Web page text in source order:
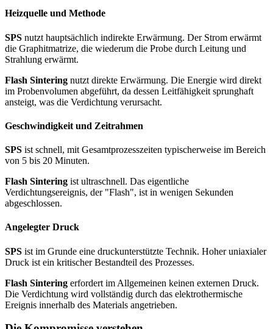
Heizquelle und Methode
SPS nutzt hauptsächlich indirekte Erwärmung. Der Strom erwärmt
die Graphitmatrize, die wiederum die Probe durch Leitung und
Strahlung erwärmt.
Flash Sintering nutzt direkte Erwärmung. Die Energie wird direkt
im Probenvolumen abgeführt, da dessen Leitfähigkeit sprunghaft
ansteigt, was die Verdichtung verursacht.
Geschwindigkeit und Zeitrahmen
SPS ist schnell, mit Gesamtprozesszeiten typischerweise im Bereich
von 5 bis 20 Minuten.
Flash Sintering ist ultraschnell. Das eigentliche
Verdichtungsereignis, der "Flash", ist in wenigen Sekunden
abgeschlossen.
Angelegter Druck
SPS ist im Grunde eine druckunterstützte Technik. Hoher uniaxialer
Druck ist ein kritischer Bestandteil des Prozesses.
Flash Sintering erfordert im Allgemeinen keinen externen Druck.
Die Verdichtung wird vollständig durch das elektrothermische
Ereignis innerhalb des Materials angetrieben.